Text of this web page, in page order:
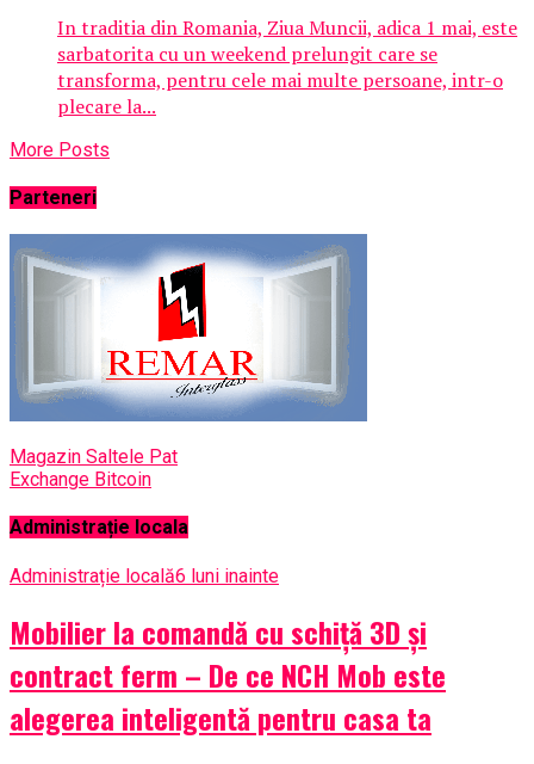
In traditia din Romania, Ziua Muncii, adica 1 mai, este
sarbatorita cu un weekend prelungit care se
transforma, pentru cele mai multe persoane, intr-o
plecare la...
More Posts
Parteneri
Magazin Saltele Pat
Exchange Bitcoin
Administrație locala
Administrație locală6 luni inainte
Mobilier la comandă cu schiță 3D și
contract ferm – De ce NCH Mob este
alegerea inteligentă pentru casa ta